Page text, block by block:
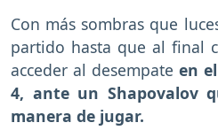
Con más sombras que
partido hasta que al final
acceder al desempate en
4, ante un Shapovalov
manera de jugar.